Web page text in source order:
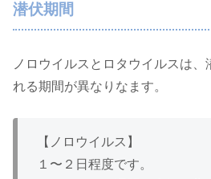
潜伏期間
ノロウイルスとロタウイルスは
れる期間が異なりなます。
【ノロウイルス】
１〜２日程度です。